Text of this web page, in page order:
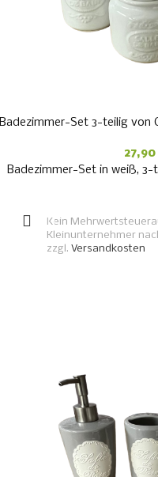
Badezimmer-Set 3-teilig von
27,90
Badezimmer-Set in weiß, 3-
Kein
Kleinunternehmer
zzgl. Versandkosten